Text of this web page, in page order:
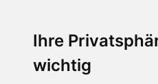
Ihre
wichtig
KIRCHE IN